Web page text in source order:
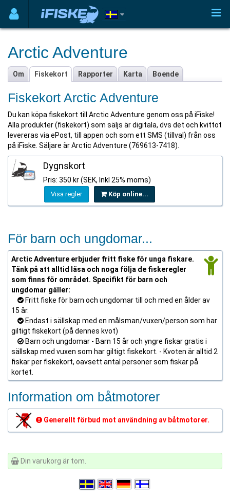
Arctic Adventure
Om Fiskekort Rapporter Karta Boende
Fiskekort Arctic Adventure
Du kan köpa fiskekort till Arctic Adventure genom oss på iFiske!
Alla produkter (fiskekort) som säljs är digitala, dvs det och kvittot
levereras via ePost, till appen och som ett SMS (tillval) från oss
på iFiske. Säljare är Arctic Adventure (769613-7418).
Dygnskort
Pris: 350 kr (SEK, Inkl 25% moms)
Visa regler Köp online...
För barn och ungdomar...
Arctic Adventure erbjuder fritt fiske för unga fiskare.
Tänk på att alltid läsa och noga följa de fiskeregler
som finns för området. Specifikt för barn och
ungdomar gäller:
Fritt fiske för barn och ungdomar till och med en ålder av
15 år.
Endast i sällskap med en målsman/vuxen/person som har
giltigt fiskekort (på dennes kvot)
Barn och ungdomar - Barn 15 år och yngre fiskar gratis i
sällskap med vuxen som har giltigt fiskekort. - Kvoten är alltid 2
fiskar per fiskekort, oavsett antal personer som fiskar på
kortet.
Information om båtmotorer
Generellt förbud mot användning av båtmotorer.
Din varukorg är tom.